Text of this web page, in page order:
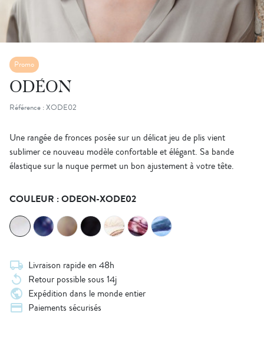
Promo
ODÉON
Référence : XODE02
Une rangée de fronces posée sur un délicat jeu de plis vient
sublimer ce nouveau modèle confortable et élégant. Sa bande
élastique sur la nuque permet un bon ajustement à votre tête.
COULEUR : ODEON-XODE02
local_shipping Livraison rapide en 48h
replay Retour possible sous 14j
public Expédition dans le monde entier
credit_card Paiements sécurisés